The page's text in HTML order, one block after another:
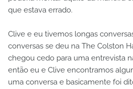
que estava errado.
Clive e eu tivemos longas
conversas se deu na The Colston
chegou cedo para uma entrevista
então eu e Clive encontramos
uma conversa e basicamente foi